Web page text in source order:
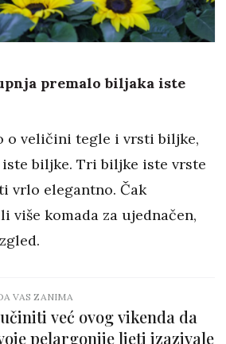
premalo biljaka iste
o veličini tegle i vrsti biljke,
biljke. Tri biljke iste vrste
vrlo elegantno. Čak
više komada za ujednačen,
VAS ZANIMA
već ovog vikenda da
pelargonije ljeti izazivale